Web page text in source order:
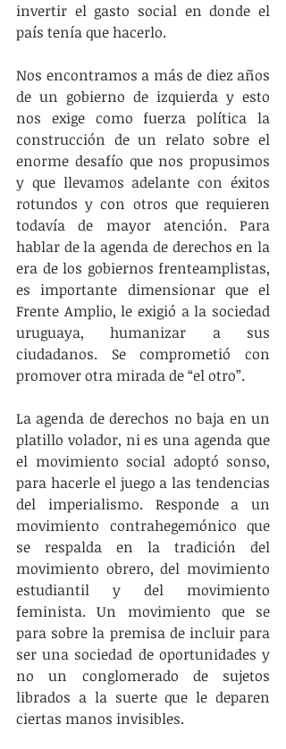
invertir el gasto social en donde el
país tenía que hacerlo.
Nos encontramos a más de diez años
de un gobierno de izquierda y esto
nos exige como fuerza política la
construcción de un relato sobre el
enorme desafío que nos propusimos
y que llevamos adelante con éxitos
rotundos y con otros que requieren
todavía de mayor atención. Para
hablar de la agenda de derechos en la
era de los gobiernos frenteamplistas,
es importante dimensionar que el
Frente Amplio, le exigió a la sociedad
uruguaya, humanizar a sus
ciudadanos. Se comprometió con
promover otra mirada de “el otro”.
La agenda de derechos no baja en un
platillo volador, ni es una agenda que
el movimiento social adoptó sonso,
para hacerle el juego a las tendencias
del imperialismo. Responde a un
movimiento contrahegemónico que
se respalda en la tradición del
movimiento obrero, del movimiento
estudiantil y del movimiento
feminista. Un movimiento que se
para sobre la premisa de incluir para
ser una sociedad de oportunidades y
no un conglomerado de sujetos
librados a la suerte que le deparen
ciertas manos invisibles.